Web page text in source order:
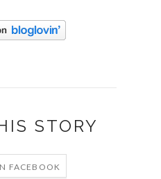
STORY
FACEBOOK